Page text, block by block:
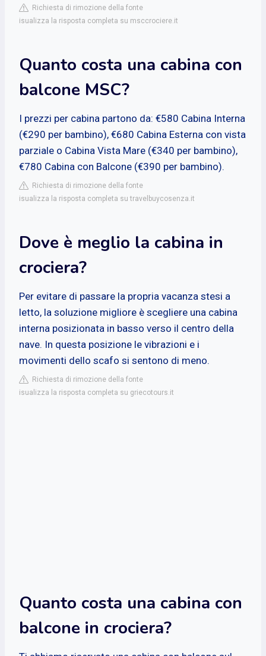
Richiesta di rimozione della fonte
isualizza la risposta completa su msccrociere.it
Quanto costa una cabina con
balcone MSC?
I prezzi per cabina partono da: €580 Cabina Interna
(€290 per bambino), €680 Cabina Esterna con vista
parziale o Cabina Vista Mare (€340 per bambino),
€780 Cabina con Balcone (€390 per bambino).
Richiesta di rimozione della fonte
isualizza la risposta completa su travelbuycosenza.it
Dove è meglio la cabina in
crociera?
Per evitare di passare la propria vacanza stesi a
letto, la soluzione migliore è scegliere una cabina
interna posizionata in basso verso il centro della
nave. In questa posizione le vibrazioni e i
movimenti dello scafo si sentono di meno.
Richiesta di rimozione della fonte
isualizza la risposta completa su griecotours.it
Quanto costa una cabina con
balcone in crociera?